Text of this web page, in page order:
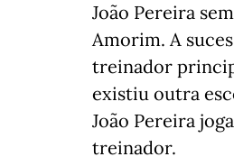
João Pereira
Amorim. A
treinador
existiu outra
João Pereira
treinador.